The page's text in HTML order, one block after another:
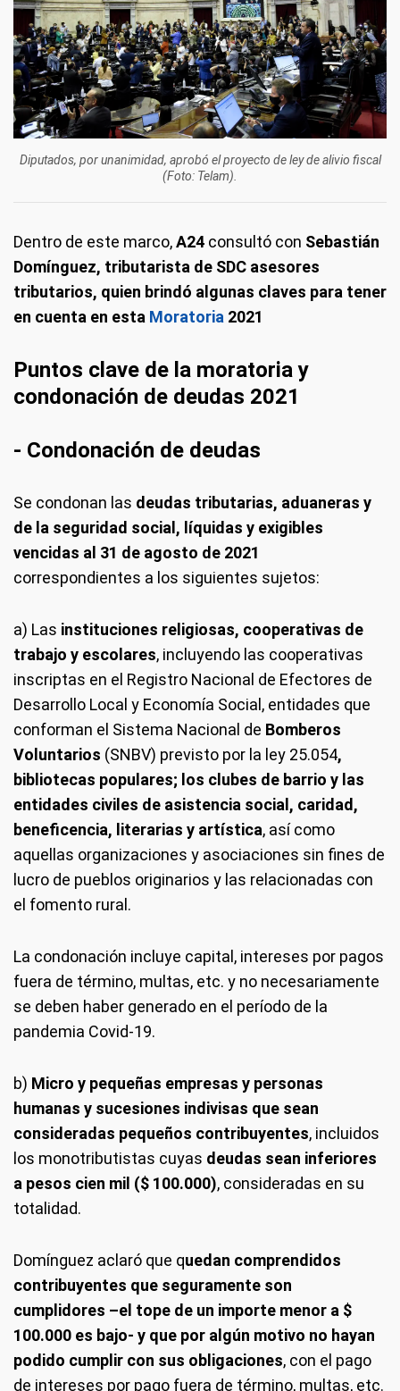
Diputados, por unanimidad, aprobó el proyecto de ley de alivio fiscal
(Foto: Telam).
Dentro de este marco,A24 consultó con Sebastián
Domínguez, tributarista de SDC asesores
tributarios, quien brindó algunas claves para tener
en cuenta en esta Moratoria 2021
Puntos clave de la moratoria y
condonación de deudas 2021
- Condonación de deudas
Se condonan las deudas tributarias, aduaneras y
de la seguridad social, líquidas y exigibles
vencidas al 31 de agosto de 2021
correspondientes a los siguientes sujetos:
a) Las instituciones religiosas, cooperativas de
trabajo y escolares, incluyendo las cooperativas
inscriptas en el Registro Nacional de Efectores de
Desarrollo Local y Economía Social, entidades que
conforman el Sistema Nacional de Bomberos
Voluntarios (SNBV) previsto por la ley 25.054,
bibliotecas populares; los clubes de barrio y las
entidades civiles de asistencia social, caridad,
beneficencia, literarias y artística, así como
aquellas organizaciones y asociaciones sin fines de
lucro de pueblos originarios y las relacionadas con
el fomento rural.
La condonación incluye capital, intereses por pagos
fuera de término, multas, etc. y no necesariamente
se deben haber generado en el período de la
pandemia Covid-19.
b) Micro y pequeñas empresas y personas
humanas y sucesiones indivisas que sean
consideradas pequeños contribuyentes, incluidos
los monotributistas cuyas deudas sean inferiores
a pesos cien mil ($ 100.000), consideradas en su
totalidad.
Domínguez aclaró que quedan comprendidos
contribuyentes que seguramente son
cumplidores –el tope de un importe menor a $
100.000 es bajo- y que por algún motivo no hayan
podido cumplir con sus obligaciones, con el pago
de intereses por pago fuera de término, multas, etc.